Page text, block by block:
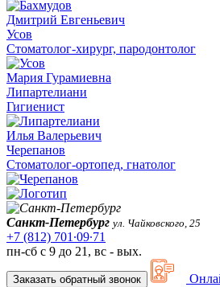
Дмитрий Евгеньевич
Усов
Стоматолог-хирург, пародонтолог
Мария Гурамиевна
Липартелиани
Гигиенист
Илья Валерьевич
Черепанов
Стоматолог-ортопед, гнатолог
Санкт-Петербург ул. Чайковского, 25
+7 (812) 701∙09∙71
пн-сб с 9 до 21, вс - вых.
Заказать обратный звонок